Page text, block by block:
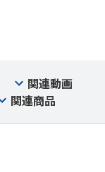
関連動画
関連商品